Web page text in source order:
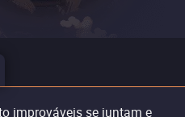
improváveis se juntam e